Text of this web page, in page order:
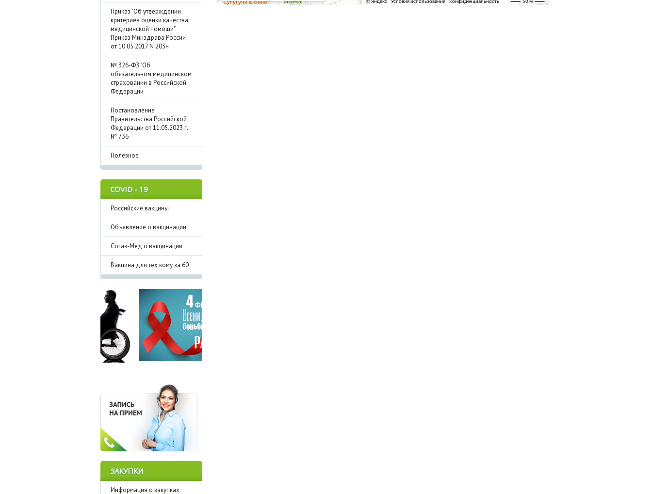
Приказ "Об утверждении
критериев оценки качества
медицинской помощи"
Приказ Минздрава России
от 10.05.2017 N 203н
№ 326-ФЗ "Об
обязательном медицинском
страховании в Российской
Федерации
Постановление
Правительства Российской
Федерации от 11.05.2023 г.
№ 736
Полезное
COVID - 19
Российские вакцины
Объявление о вакцинации
Согаз-Мед о вакцинации
Вакцина для тех кому за 60
ЗАКУПКИ
Информация о закупках